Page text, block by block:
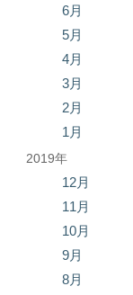
6月
5月
4月
3月
2月
1月
2019年
12月
11月
10月
9月
8月